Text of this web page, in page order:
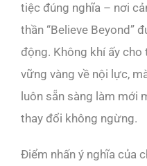
tiệc đúng nghĩa – nơi
thần “Believe Beyond”
động. Không khí ấy
vững vàng về nội lực,
luôn sẵn sàng làm mới
thay đổi không ngừng.
Điểm nhấn ý nghĩa của